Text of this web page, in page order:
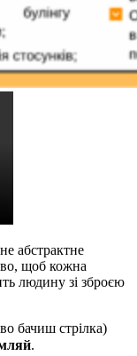
абстрактне
щоб кожна
людину зі зброєю
бачиш стрілка)
.